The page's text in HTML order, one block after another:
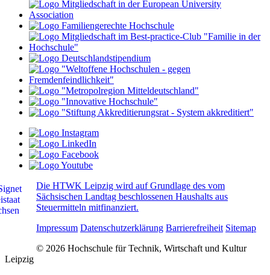
Die HTWK Leipzig wird auf Grundlage des vom
Sächsischen Landtag beschlossenen Haushalts aus
Steuermitteln mitfinanziert.
Impressum Datenschutzerklärung Barrierefreiheit Sitemap
© 2026 Hochschule für Technik, Wirtschaft und Kultur
Leipzig